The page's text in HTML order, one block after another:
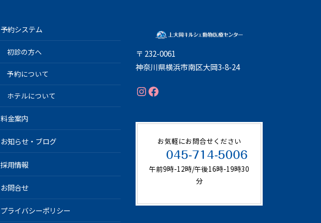
予約システム
初診の方へ
予約について
ホテルについて
料金案内
お知らせ・ブログ
採用情報
お問合せ
プライバシーポリシー
〒 232-0061
神奈川県横浜市南区大岡3-8-24
Instagram
Facebook
お気軽にお問合せください
045-714-5006
午前9時-12時/午後16時-19時30
分